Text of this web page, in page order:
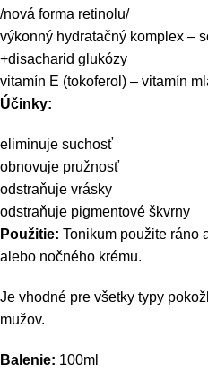
/nová forma retinolu/
výkonný hydratačný komplex –
+disacharid glukózy
vitamín E (tokoferol) – vitamín
Účinky:
eliminuje suchosť
obnovuje pružnosť
odstraňuje vrásky
odstraňuje pigmentové škvrny
Použitie: Tonikum použite ráno
alebo nočného krému.
Je vhodné pre všetky typy
mužov.
Balenie: 100ml